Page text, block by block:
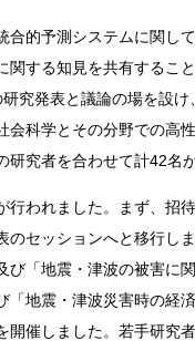
合的予測システムに関
関する知見を共有するこ
究発表と議論の場を設
会科学とその分野での
研究者を合わせて計42名
行われました。まず、招
のセッションへと移行
び「地震・津波の被害に
「地震・津波災害時の
開催しました。若手研